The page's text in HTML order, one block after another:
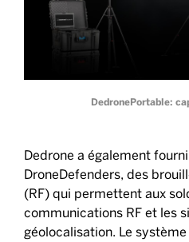
DedronePortable:
Dedrone a également
DroneDefenders, des
(RF) qui permettent aux
communications RF et les
géolocalisation. Le